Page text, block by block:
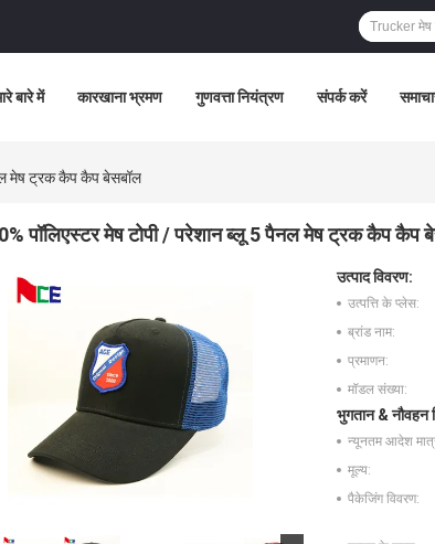
बारे में कारखाना भ्रमण गुणवत्ता नियंत्रण संपर्क करें
मेष ट्रक कैप कैप बेसबॉल
पॉलिएस्टर मेष टोपी / परेशान ब्लू 5 पैनल मेष ट्रक कैप कैप
उत्पाद विवरण:
उत्पत्ति के प्लेस:
ब्रांड नाम:
प्रमाणन:
मॉडल संख्या:
भुगतान & नौवहन
न्यूनतम आदेश
मूल्य:
पैकेजिंग विवरण: